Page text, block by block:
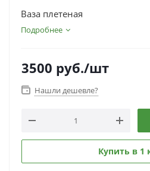
Ваза плетеная
Подробнее
3500 руб./шт
Нашли дешевле?
Купить в 1